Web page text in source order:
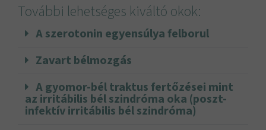
További lehetséges kiváltó okok:
A szerotonin egyensúlya felborul
Zavart bélmozgás
A gyomor-bél traktus fertőzései mint
az irritábilis bél szindróma oka (poszt-
infektív irritábilis bél szindróma)